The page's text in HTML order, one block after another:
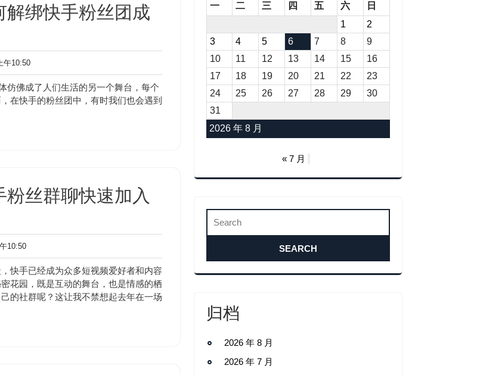
绑快手粉丝团成
午10:50上
午
10:50
仿佛成了人们生活的另一个舞台，每个
在快手的粉丝团中，有时我们也会遇到
丝群聊快速加入
10:50上
午
10:50
快手已经成为众多短视频爱好者和内容
花园，既是互动的舞台，也是情感的栖
的社群呢？这让我不禁想起去年在一场
2026 年 8 月
一 二 三 四 五 六
日
1
2
3
4 5 6 7 8
9
10
11 12 13 14 15
16
17
18 19 20 21 22
23
24
25 26 27 28 29
30
31
« 7 月
归档
2026 年 8 月
2026 年 7 月